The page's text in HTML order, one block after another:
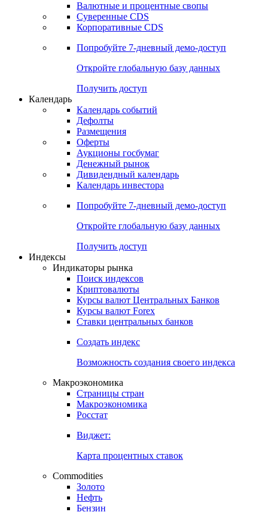
Получить доступ
Деривативы
Валютные и процентные свопы
Корпоративные CDS
Попробуйте7-дневный
Откройте глобальную базу данных
Получить доступ
Календарь
Календарь событий
Дефолты
Размещения
Оферты
Денежный рынок
Календарь инвестора
Попробуйте7-дневный
Откройте глобальную базу данных
Получить доступ
Индикаторы рынка
Поиск индексов
Курсы валют Центральных Банков
Ставки центральных банков
Создать индекс
Возможность создания своего индекса
Страницы стран
Росстат
Виджет:
Карта процентных ставок